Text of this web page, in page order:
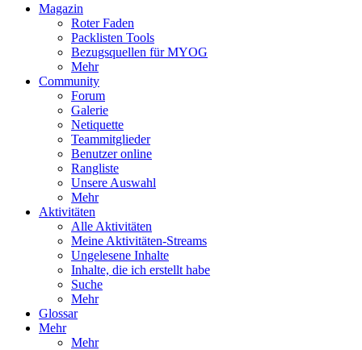
Magazin
Roter Faden
Packlisten Tools
Bezugsquellen für MYOG
Mehr
Community
Forum
Galerie
Netiquette
Teammitglieder
Benutzer online
Rangliste
Unsere Auswahl
Mehr
Aktivitäten
Alle Aktivitäten
Meine Aktivitäten-Streams
Ungelesene Inhalte
Inhalte, die ich erstellt habe
Suche
Mehr
Glossar
Mehr
Mehr